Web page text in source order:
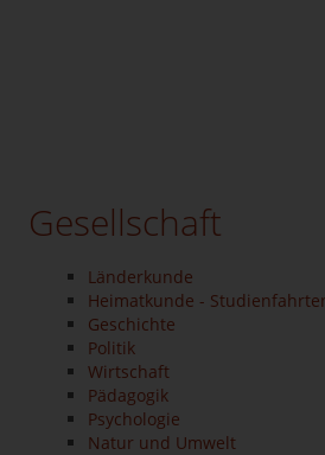
Gesellschaft
Länderkunde
Heimatkunde -
Geschichte
Politik
Wirtschaft
Pädagogik
Psychologie
Natur und Umwelt